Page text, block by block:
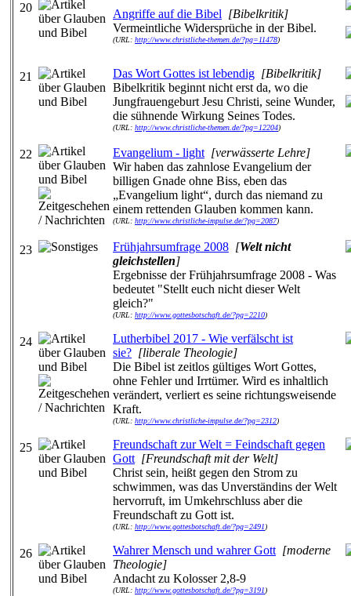
20 Angriffe auf die Bibel [Bibelkritik]
Vermeintliche Widersprüche in der Bibel.
(URL: http://www.christliche-themen.de/?pg=11478)
21 Das Wort Gottes ist lebendig [Bibelkritik]
Bibelkritik beginnt nicht erst da, wo die
Jungfrauengeburt Jesu Christi, seine Wunder,
die sühnende Wirkung Seines Todes.
(URL: http://www.christliche-themen.de/?pg=12204)
22 Evangelium - light [verwässerte Lehre]
Wir haben das zahnlose Evangelium der
billigen Gnade ohne Biss, eben das
„Evangelium light“, durch das niemand zu
einem rettenden Glauben kommen kann.
(URL: http://www.christliche-impulse.de/?pg=2087)
23 Frühjahrsumfrage 2008 [Welt nicht
gleichstellen]
Ergebnisse der Frühjahrsumfrage 2008 - Was
bedeutet "Stellt euch nicht dieser Welt
gleich?"
(URL: http://www.gottesbotschaft.de/?pg=2210)
24
Lutherbibel 2017 - Wie verfälscht ist
sie? [liberale Theologie]
Die Bibel ist zeitlos gültiges Wort Gottes,
ohne Fehler und Irrtümer. Wird es inhaltlich
verändert, verliert es seine richtungsweisende
Kraft.
(URL: http://www.christliche-impulse.de/?pg=2312)
25
Freundschaft zur Welt = Feindschaft gegen
Gott [Freundschaft mit der Welt]
Christ sein, heißt gegen den Strom zu
schwimmen, was das Unverständins der Welt
hervorruft, im Umkehrschluss aber die
Freundschaft zu Gott ist.
(URL: http://www.gottesbotschaft.de/?pg=2491)
26 Wahrer Mensch und wahrer Gott [moderne
Theologie]
Andacht zu Kolosser 2,8-9
(URL: http://www.gottesbotschaft.de/?pg=3191)